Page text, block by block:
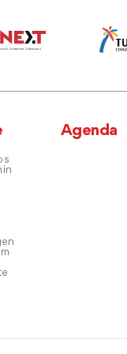
Agenda